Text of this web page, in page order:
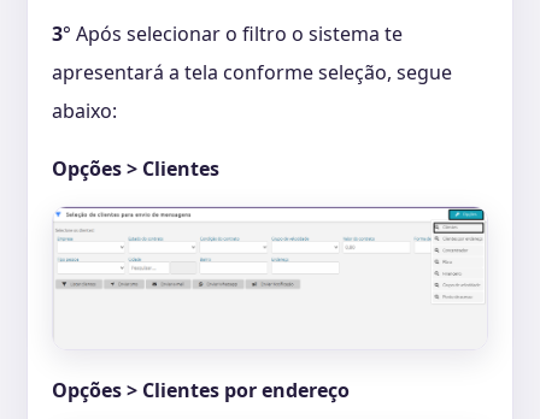
3° Após selecionar o filtro o sistema te
apresentará a tela conforme seleção, segue
abaixo:
Opções > Clientes
Opções > Clientes por endereço